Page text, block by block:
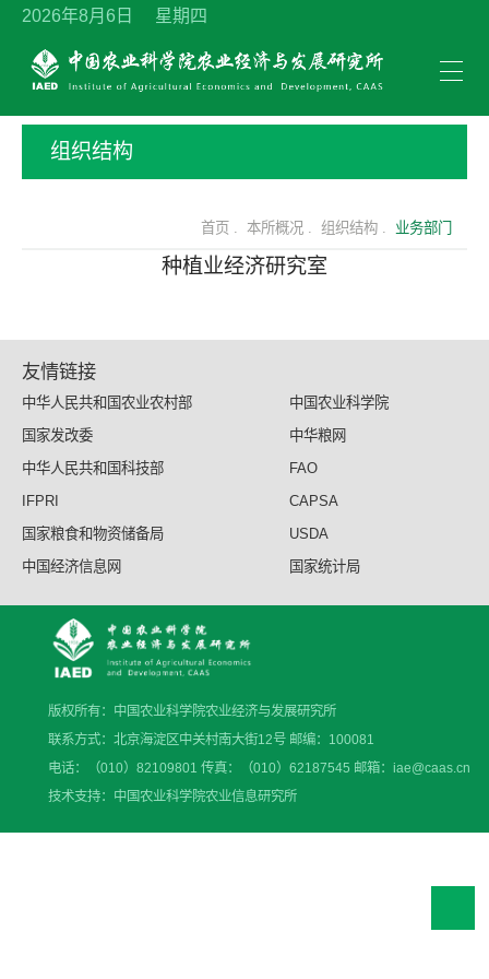
2026年8月6日 星期四
组织结构
首页 . 本所概况 . 组织结构 . 业务部门
种植业经济研究室
友情链接
中华人民共和国农业农村部
中国农业科学院
国家发改委
中华粮网
中华人民共和国科技部
FAO
IFPRI
CAPSA
国家粮食和物资储备局
USDA
中国经济信息网
国家统计局
版权所有：中国农业科学院农业经济与发展研究所
联系方式：北京海淀区中关村南大街12号 邮编：100081
电话：（010）82109801 传真：（010）62187545 邮箱：iae@caas.cn
技术支持：中国农业科学院农业信息研究所